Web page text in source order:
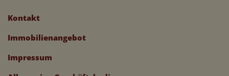
Kontakt
Immobilienangebot
Impressum